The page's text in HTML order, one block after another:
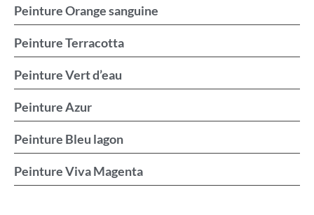
Peinture Orange sanguine
Peinture Terracotta
Peinture Vert d’eau
Peinture Azur
Peinture Bleu lagon
Peinture Viva Magenta